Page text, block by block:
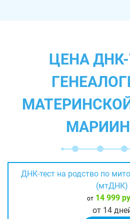
ЦЕНА
ДНК-тест на родство по
(мтДНК)
от14 999
от 14